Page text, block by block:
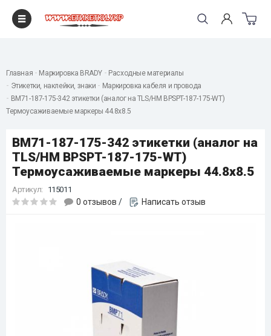
Главная Маркировка BRADY
Расходные материалы
Этикетки, наклейки, знаки
Маркировка кабеля и провода
BM71-187-175-342 этикетки (аналог на TLS/HM BPSPT-187-175-WT)
Термоусаживаемые маркеры 44.8х8.5
BM71-187-175-342 этикетки (аналог на
TLS/HM BPSPT-187-175-WT)
Термоусаживаемые маркеры 44.8х8.5
Артикул: 115011
0 отзывов / Написать отзыв